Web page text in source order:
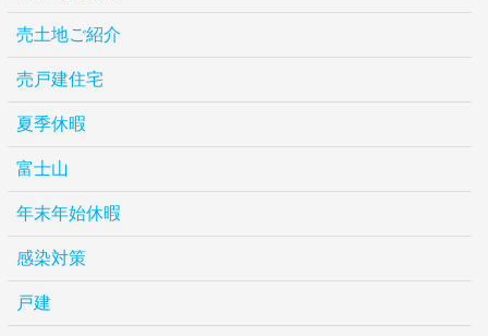
売土地ご紹介
売戸建住宅
夏季休暇
富士山
年末年始休暇
感染対策
戸建